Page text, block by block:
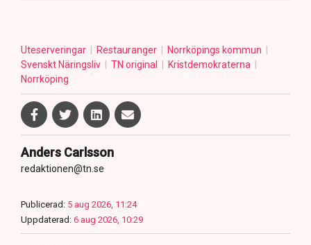
Uteserveringar Restauranger
Norrköpings kommun
Svenskt Näringsliv
TN original
Kristdemokraterna
Norrköping
Anders Carlsson
redaktionen@tn.se
Publicerad: 5 aug 2026, 11:24
Uppdaterad: 6 aug 2026, 10:29